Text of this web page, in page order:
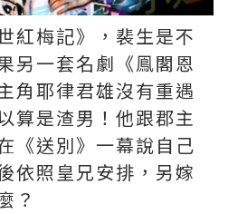
紅梅記》，裴生是不
另一套名劇《鳯閣恩
角耶律君雄沒有重遇
算是渣男！他跟郡主
《送別》一幕說自己
依照皇兄安排，另嫁
？